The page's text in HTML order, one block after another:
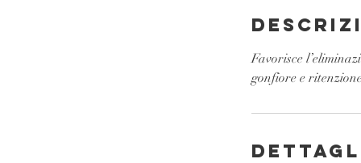
i
Favorisce
gonfiore e